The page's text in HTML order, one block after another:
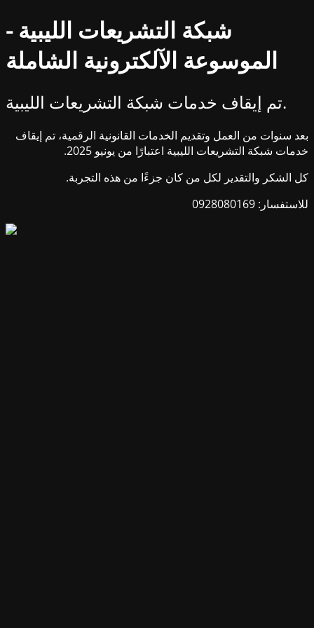
شبكة التشريعات الليبية -
الموسوعة الآلكترونية الشاملة
تم إيقاف خدمات شبكة التشريعات الليبية.
بعد سنوات من العمل وتقديم الخدمات القانونية الرقمية، تم إيقاف
خدمات شبكة التشريعات الليبية اعتبارًا من يونيو 2025.
كل الشكر والتقدير لكل من كان جزءًا من هذه التجربة.
للاستفسار: 0928080169